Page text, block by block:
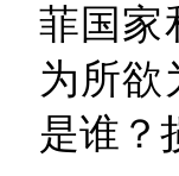
菲国家
为所欲
是谁？